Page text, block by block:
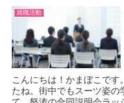
就職活動
こんにちは！かまぼこで
たね。街中でもスーツ姿の